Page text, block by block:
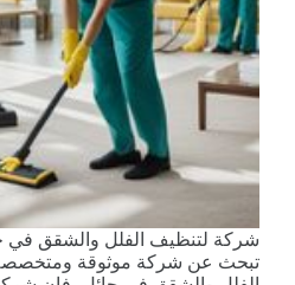
شركة لتنظيف الفلل والشقق في
تبحث عن شركة موثوقة